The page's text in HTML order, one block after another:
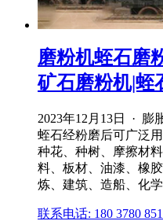
磨粉机蛭石磨
矿石磨粉机|蛭
2023年12月13日 · 膨
蛭石经粉磨后可广泛
种花、种树、摩擦材
料、板材、油漆、橡
炼、建筑、造船、化学
联系电话: 180 3780